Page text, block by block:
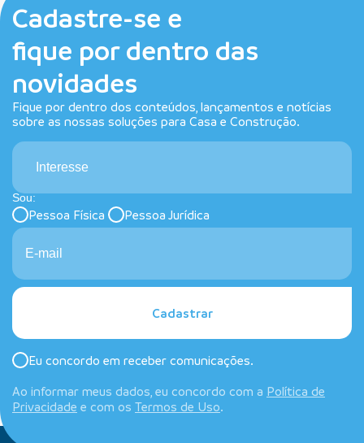
Cadastre-se e
fique por dentro das
novidades
Fique por dentro dos conteúdos, lançamentos e notícias
sobre as nossas soluções para Casa e Construção.
Interesse
Sou:
Pessoa Física Pessoa Jurídica
Cadastrar
Eu concordo em receber comunicações.
Ao informar meus dados, eu concordo com a Política de
Privacidade e com os Termos de Uso.